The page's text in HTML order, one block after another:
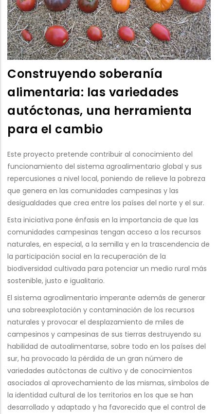
Construyendo soberanía
alimentaria: las variedades
autóctonas, una herramienta
para el cambio
Este proyecto pretende contribuir al conocimiento del
funcionamiento del sistema agroalimentario global y sus
repercusiones a nivel local, poniendo de relieve la pobreza
que genera en las comunidades campesinas y las
desigualdades que crea entre los países del norte y el sur.
Esta iniciativa pone énfasis en la importancia de que las
comunidades campesinas tengan acceso a los recursos
naturales, en especial, a la semilla y en la trascendencia de
la participación social en la recuperación de la
biodiversidad cultivada para potenciar un medio rural más
sostenible, justo e igualitario.
El sistema agroalimentario imperante además de generar
una sobreexplotación y contaminación de los recursos
naturales y provocar el desplazamiento de miles de
campesinos y campesinas de sus tierras destruyendo su
habilidad de autoalimentarse, sobre todo en los países del
sur, ha provocado la pérdida de un gran número de
variedades autóctonas de cultivo y de conocimientos
asociados al aprovechamiento de las mismas, símbolos de
la identidad cultural de los territorios en los que se han
desarrollado y adaptado y ha favorecido que el control de